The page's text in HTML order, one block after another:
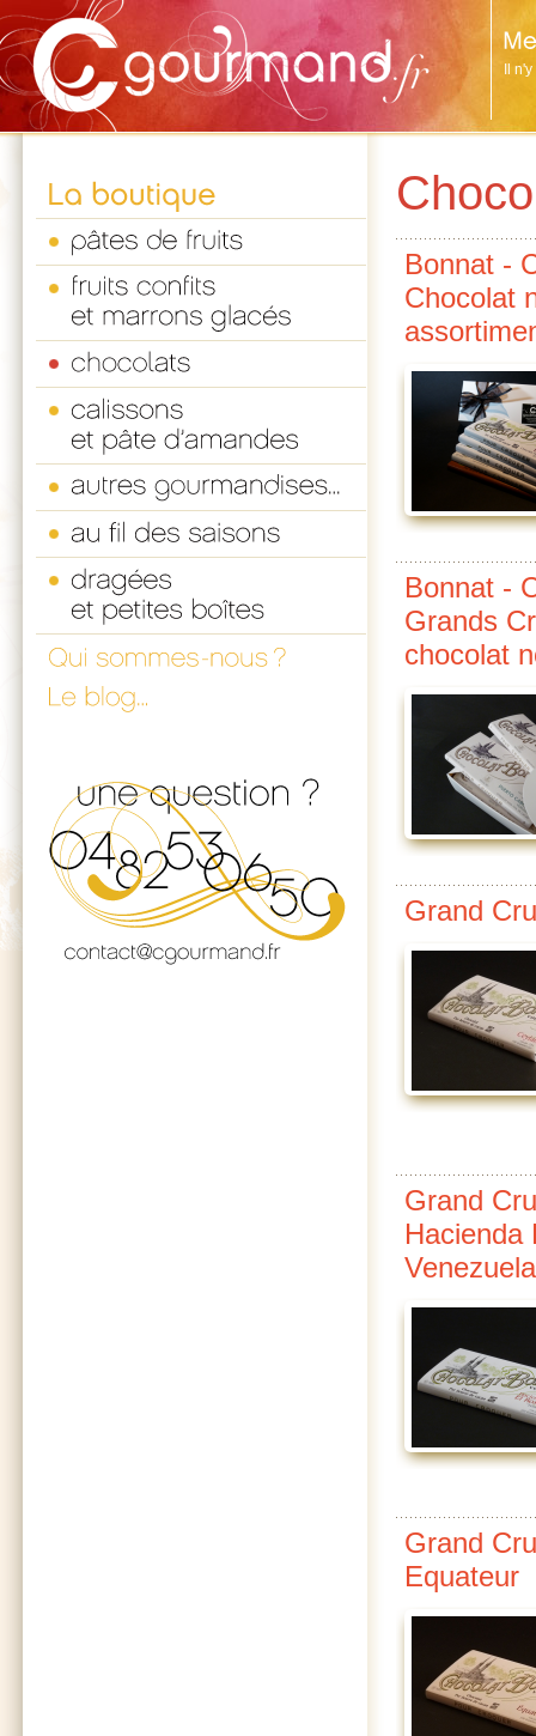
Il
Bonnat -
Chocolat
Bonnat -
Grands
chocolat
Grand
Grand
Hacienda
Venezuela
Grand
Equateur